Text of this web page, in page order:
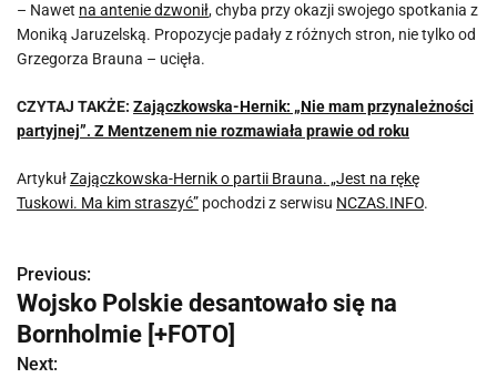
– Nawet na antenie dzwonił, chyba przy okazji swojego spotkania z
Moniką Jaruzelską. Propozycje padały z różnych stron, nie tylko od
Grzegorza Brauna – ucięła.
CZYTAJ TAKŻE: Zajączkowska-Hernik: „Nie mam przynależności
partyjnej”. Z Mentzenem nie rozmawiała prawie od roku
ArtykułZajączkowska-Hernik o partii Brauna. „Jest na rękę
Tuskowi. Ma kim straszyć” pochodzi z serwisu NCZAS.INFO.
N
a
w
Previous:
Wojsko Polskie desantowało się na
Bornholmie [+FOTO]
Next: